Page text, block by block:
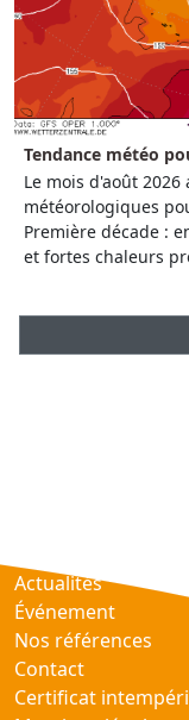
Tendance météo
Le mois d'août
météorologiques
Première décade :
et fortes chaleurs
Actualités
Événement
Nos références
Contact
Certificat